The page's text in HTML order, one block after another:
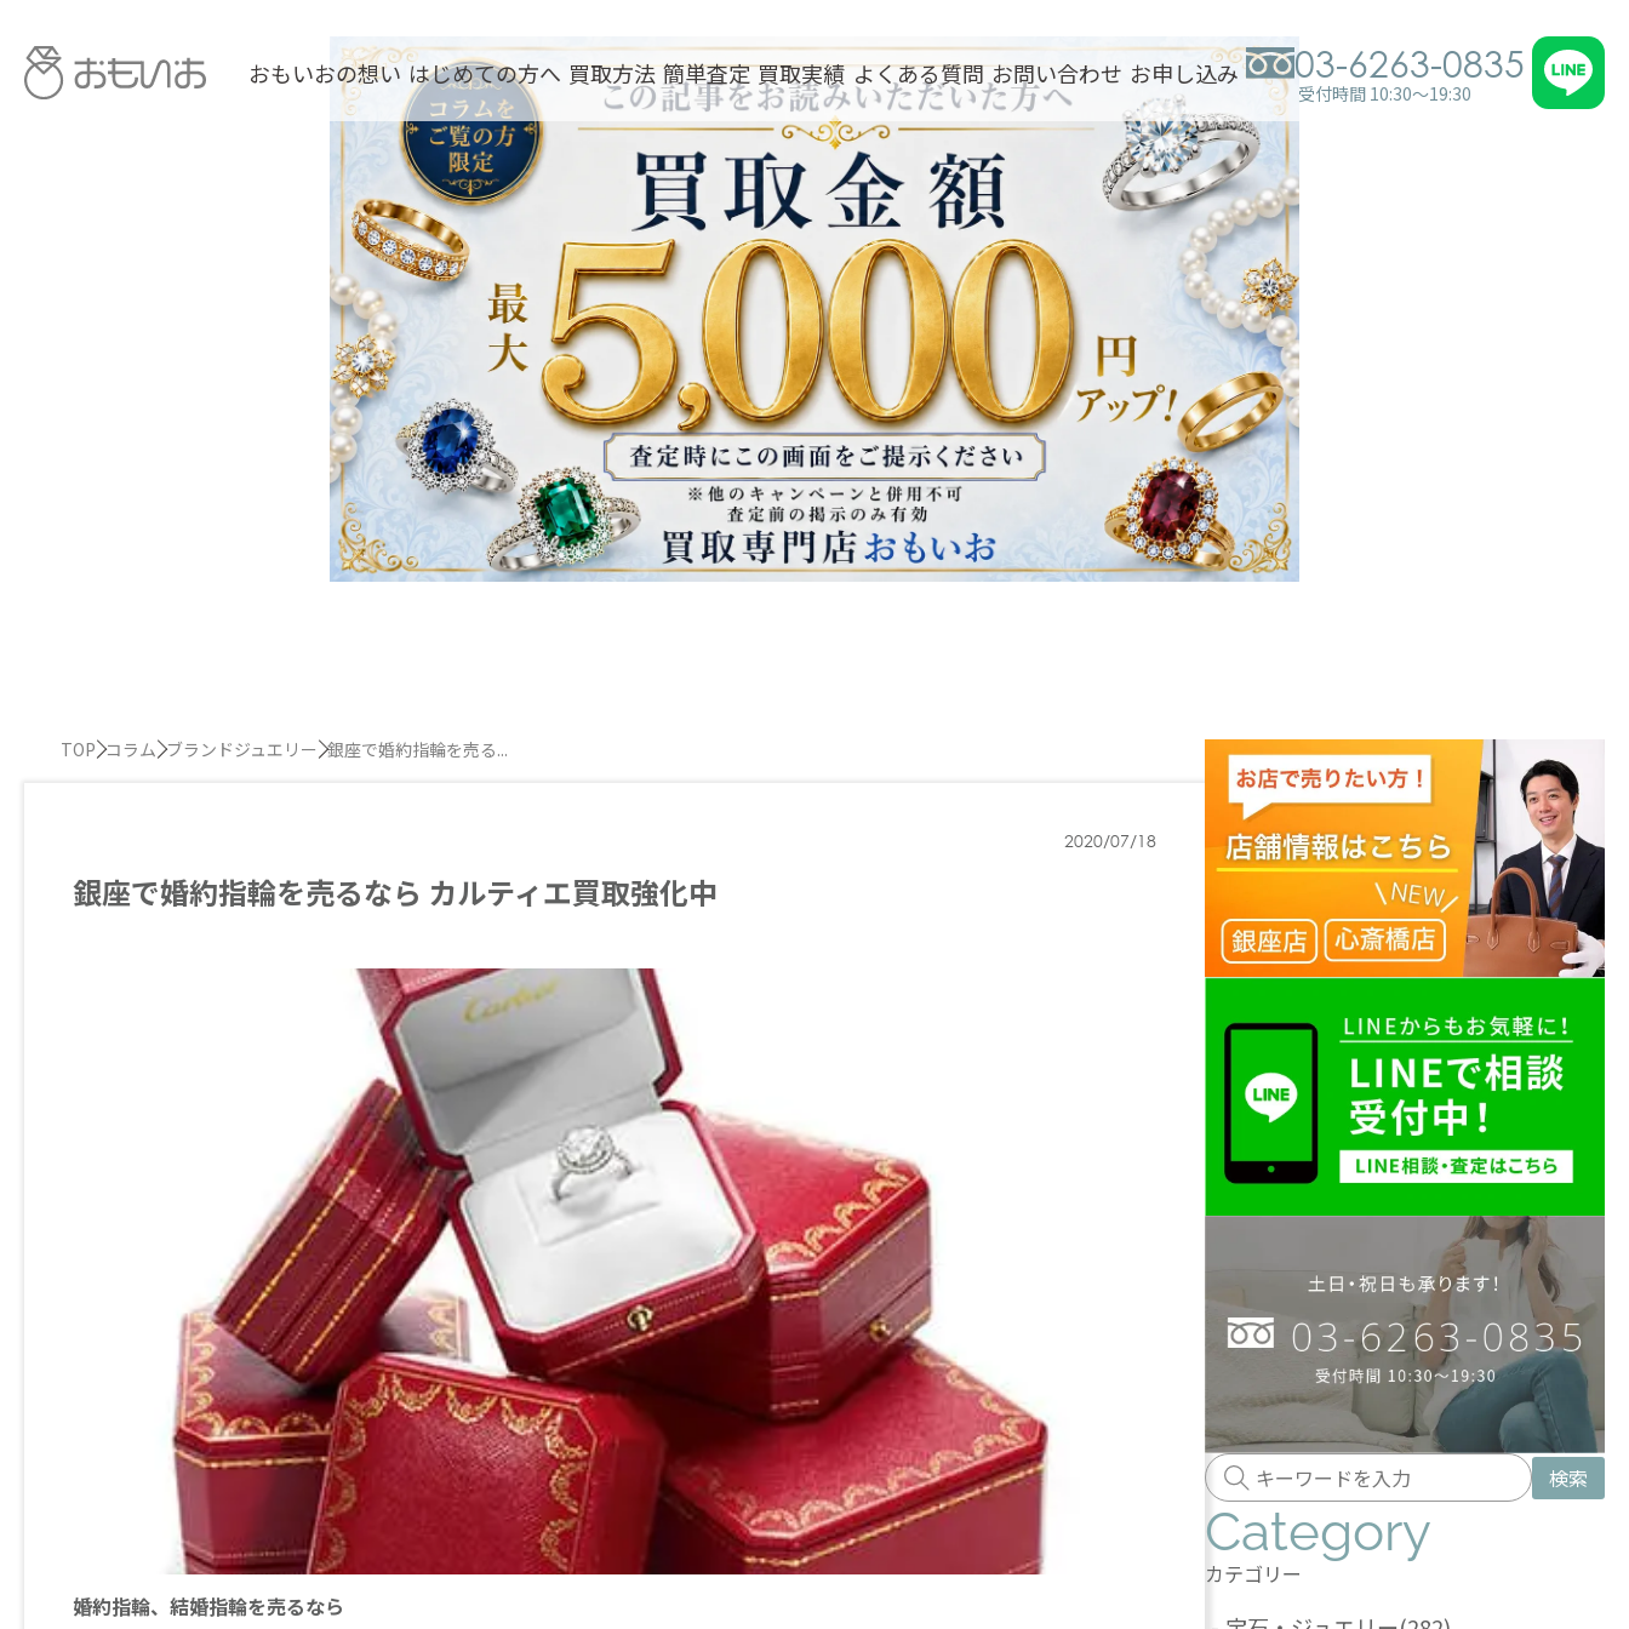
おもいおの想い はじめての方へ 買取方法 簡単査定 買取実績 よくある質問 お問い合わせ お申し込み 03-6263-0835
受付時間 10:30～19:30
TOP コラム ブランドジュエリー 銀座で婚約指輪を売る...
2020/07/18
銀座で婚約指輪を売るなら カルティエ買取強化中
婚約指輪、結婚指輪を売るなら
検索
Category
カテゴリー